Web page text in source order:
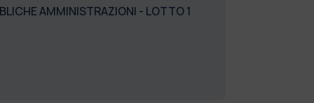
AMMINISTRAZIONI - LOTTO 1